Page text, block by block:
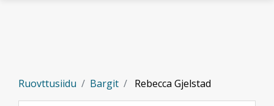
Ruovttusiidu Bargit Rebecca Gjelstad